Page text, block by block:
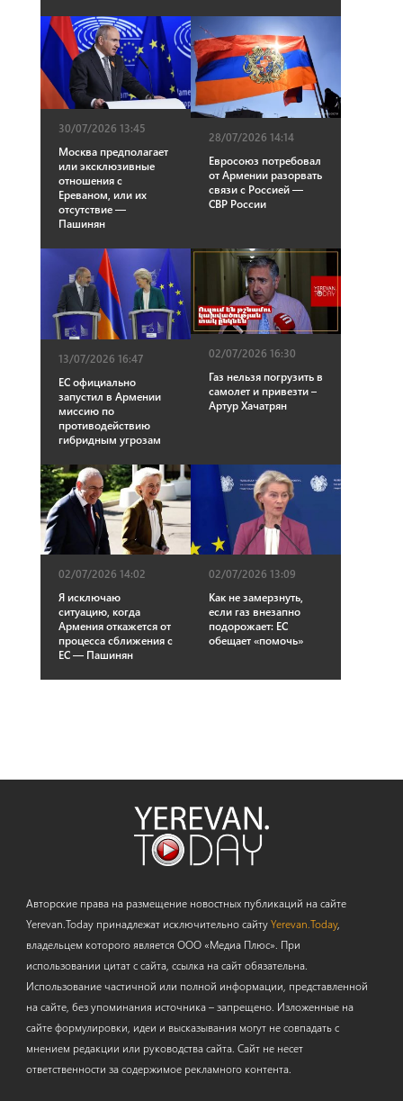
30/07/2026 13:45
Москва предполагает
или эксклюзивные
отношения с
Ереваном, или их
отсутствие —
Пашинян
28/07/2026 14:14
Евросоюз потребовал
от Армении разорвать
связи с Россией —
СВР России
13/07/2026 16:47
ЕС официально
запустил в Армении
миссию по
противодействию
гибридным угрозам
02/07/2026 16:30
Газ нельзя погрузить в
самолет и привезти –
Артур Хачатрян
02/07/2026 14:02
Я исключаю
ситуацию, когда
Армения откажется от
процесса сближения с
ЕС — Пашинян
02/07/2026 13:09
Как не замерзнуть,
если газ внезапно
подорожает: ЕС
обещает «помочь»
Авторские права на размещение новостных публикаций на сайте
Yerevan.Today принадлежат исключительно сайтуYerevan.Today,
владельцем которого является ООО «Медиа Плюс». При
использовании цитат с сайта, ссылка на сайт обязательна.
Использование частичной или полной информации, представленной
на сайте, без упоминания источника – запрещено. Изложенные на
сайте формулировки, идеи и высказывания могут не совпадать с
мнением редакции или руководства сайта. Сайт не несет
ответственности за содержимое рекламного контента.